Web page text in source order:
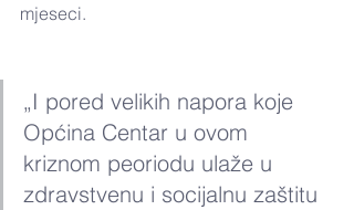
mjeseci.
„I pored velikih napora koje
Općina Centar u ovom
kriznom peoriodu ulaže u
zdravstvenu i socijalnu zaštitu